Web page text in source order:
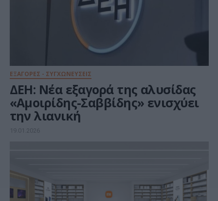
ΕΞΑΓΟΡΕΣ - ΣΥΓΧΩΝΕΥΣΕΙΣ
ΔΕΗ: Νέα εξαγορά της αλυσίδας
«Αμοιρίδης-Σαββίδης» ενισχύει
την λιανική
19.01.2026